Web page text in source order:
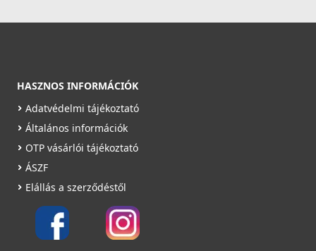
HASZNOS INFORMÁCIÓK
Adatvédelmi tájékoztató
Általános információk
OTP vásárlói tájékoztató
ÁSZF
Elállás a szerződéstől